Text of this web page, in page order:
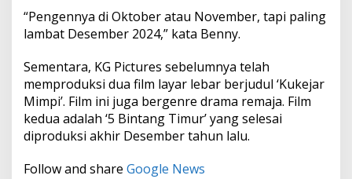
“Pengennya di Oktober atau November, tapi paling
lambat Desember 2024,” kata Benny.
Sementara, KG Pictures sebelumnya telah
memproduksi dua film layar lebar berjudul ‘Kukejar
Mimpi’. Film ini juga bergenre drama remaja. Film
kedua adalah ‘5 Bintang Timur’ yang selesai
diproduksi akhir Desember tahun lalu.
Follow and share Google News